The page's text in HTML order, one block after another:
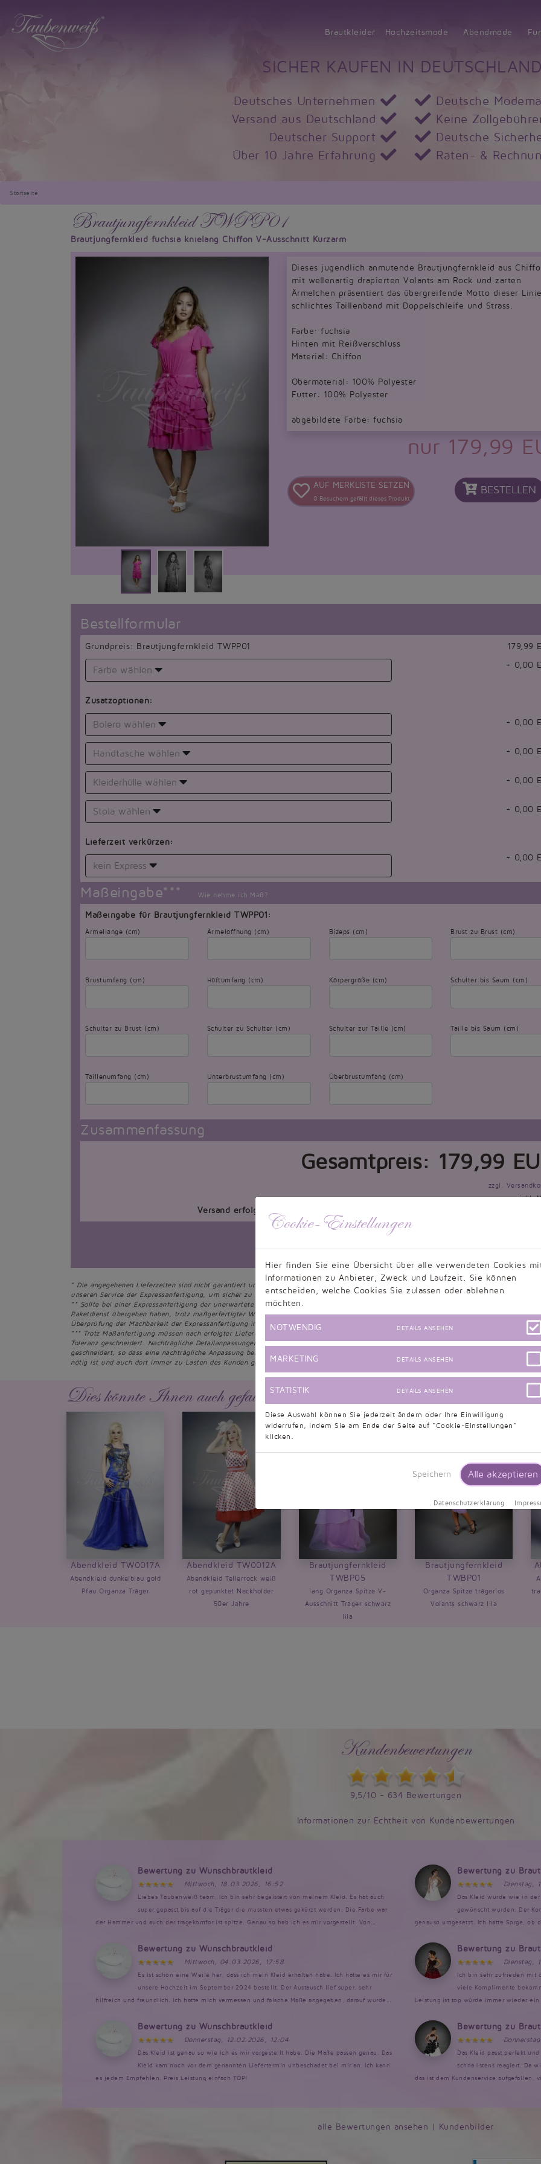
Brautkleider Hochzeitsmode Abendmode
SICHER KAUFEN IN
Deutsches Unternehmen
Deutsche
Versand aus Deutschland
Keine
Deutscher Support
Deutsche
Über 10 Jahre Erfahrung
Raten- &
Startseite
Brautjungfernkleid TWPP01
Brautjungfernkleid fuchsia knielang Chiffon V-Ausschnitt Kurzarm
Dieses jugendlich anmutende Brautjungfernkleid aus
mit wellenartig drapierten Volants am Rock und zarten
Ärmelchen präsentiert das übergreifende Motto dieser
schlichtes Taillenband mit Doppelschleife und Strass.
Farbe: fuchsia
Hinten mit Reißverschluss
Material: Chiffon
Obermaterial: 100% Polyester
Futter: 100% Polyester
abgebildete Farbe: fuchsia
nur 179,99
AUF MERKLISTE SETZEN
0 Besuchern gefällt dieses Produkt
BESTELLEN
Bestellformular
Grundpreis: Brautjungfernkleid TWPP01 179,99
Farbe wählen + 0,00
Zusatzoptionen:
Bolero wählen + 0,00
Handtasche wählen + 0,00
Kleiderhülle wählen + 0,00
Stola wählen + 0,00
Lieferzeit verkürzen:
kein Express
+ 0,00
Maßeingabe*** Wie nehme ich Maß?
Maßeingabe für Brautjungfernkleid TWPP01:
Ärmellänge (cm) Ärmelöffnung (cm) Bizeps (cm) Brust zu Brust (cm)
Brustumfang (cm) Hüftumfang (cm) Körpergröße (cm) Schulter bis Saum (cm)
Schulter zu Brust (cm) Schulter zu Schulter (cm) Schulter zur Taille (cm) Taille bis Saum (cm)
Taillenumfang (cm) Unterbrustumfang (cm) Überbrustumfang (cm)
Zusammenfassung
Gesamtpreis: 179,99
zzgl.
inkl.
Versand erfolgt voraussichtlich bis zum 04.09.2026 bei heutigem
1 in den Warenkorb
* Die angegebenen Lieferzeiten sind nicht garantiert und können in Ausnahmefällen bzw. in der Hochzeitshochsaison (Januar bis Juni)
unseren Service der Expressanfertigung, um sicher zu sein, dass Sie Ihr Kleid rechtzeitig erhalten.
** Sollte bei einer Expressanfertigung der unerwartete Fall eintreten, dass die Übergabe an den Paketdienst nicht rechtzeitig erfolgt,
Paketdienst übergeben haben, trotz maßgerfertigter Ware von der Bestellung zurücktreten und den vollen Kaufpreis erstatten
Überprüfung der Machbarkeit der Expressanfertigung innerhalb von 72 Stunden nach Bestelleingang zu stornieren.
*** Trotz Maßanfertigung müssen nach erfolgter Lieferung meistens noch kleine Änderungen vorgenommen werden. Zudem werden die
Toleranz geschneidert. Nachträgliche Detailanpassungen geen zu Lasten des Kunden und müssen selbst organisiert werden. Die
geschneidert, so dass eine nachträgliche Anpassung beim Schneider Ihres Vertrauens problemlos erfolgen kann. Bitte beachten Sie, dass
nötig ist und auch dort immer zu Lasten des Kunden geht.
Dies könnte Ihnen auch gefallen:
Abendkleid TW0017A
Abendkleid dunkelblau gold
Pfau Organza Träger
Abendkleid TW0012A
Abendkleid Tellerrock weiß
rot gepunktet Neckholder
50er Jahre
Brautjungfernkleid
TWBP05
lang Organza Spitze V-
Ausschnitt Träger schwarz
lila
Brautjungfernkleid
TWBP01
Organza Spitze trägerlos
Volants schwarz lila
Kundenbewertungen
9,5/10 - 634 Bewertungen
Informationen zur Echtheit von Kundenbewertungen
Bewertung zu Wunschbrautkleid
Mittwoch, 18.03.2026, 16:52
Liebes Taubenweiß team, Ich bin sehr begeistert von meinem Kleid. Es hat auch
super gepasst bis auf die Träger die mussten etwas gekürzt werden. Die Farbe war
der Hammer und auch der tragekomfor ist spitze. Genau so hab ich es mir vorgestellt. Von...
Bewertung zu
Dienstag,
Das Kleid wurde wie in
gewünscht wurden. Der
genauso umgesetzt. Ich hatte Sorge,
Bewertung zu Wunschbrautkleid
Mittwoch, 04.03.2026, 17:58
Es ist schon eine Weile her, dass ich mein Kleid erhalten habe. Ich hatte es mir für
unsere Hochzeit im September 2024 bestellt. Der Austausch lief super, sehr
hilfreich und freundlich. Ich hatte mich vermessen und falsche Maße angegeben, darauf wurde...
Bewertung zu
Dienstag,
Ich bin sehr zufrieden mit
viele Komplimente
Leistung ist top würde immer wieder
Bewertung zu Wunschbrautkleid
Donnerstag, 12.02.2026, 12:04
Das Kleid ist genau so wie ich es mir vorgestellt habe. Die Maße passen genau. Das
Kleid kam noch vor dem genannten Liefertermin unbeschadet bei mir an. Ich kann
es jedem Empfehlen. Preis Leistung einfach TOP!
Bewertung zu
Das Kleid passt perfekt
schnellstens reagiert. Da
das ist dem Kundenservice aufgefallen,
alle Bewertungen ansehen | Kundenbilder
Cookie-Einstellungen
Hier finden Sie eine Übersicht über alle verwendeten Cookies
Informationen zu Anbieter, Zweck und Laufzeit. Sie können
entscheiden, welche Cookies Sie zulassen oder ablehnen
möchten.
NOTWENDIG DETAILS ANSEHEN
MARKETING DETAILS ANSEHEN
STATISTIK DETAILS ANSEHEN
Diese Auswahl können Sie jederzeit ändern oder Ihre Einwilligung
widerrufen, indem Sie am Ende der Seite auf "Cookie-Einstellungen"
klicken.
Speichern Alle akzeptieren
Datenschutzerklärung